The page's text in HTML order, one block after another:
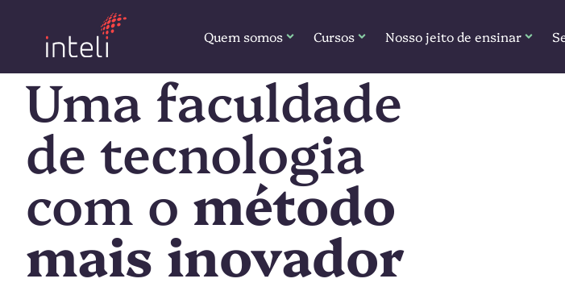
Quem somos Cursos Nosso jeito de ensinar
Uma faculdade
de tecnologia
com o método
mais inovador